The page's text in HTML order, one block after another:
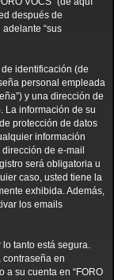
después de
“sus
identificación (de
personal empleada
y una dirección de
La información de su
protección de datos
información
de e-mail
será obligatoria u
caso, usted tiene la
exhibida. Además,
los emails
tanto está segura.
en
a su cuenta en “FORO